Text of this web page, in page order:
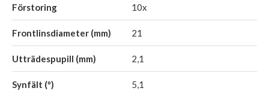
Förstoring 10x
Frontlinsdiameter (mm) 21
Utträdespupill (mm) 2,1
Synfält (º) 5,1